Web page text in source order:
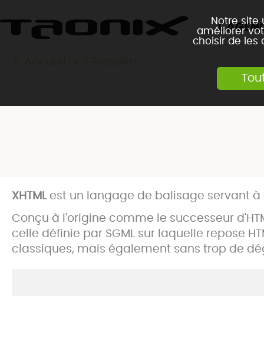
Notre site
améliorer
choisir de les
XHTMLest un langage de balisage servant à
Conçu à l'origine comme le successeur
celle définie par SGML sur laquelle repose
classiques, mais également sans trop de